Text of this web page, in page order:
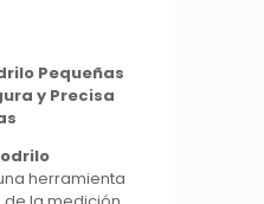
Pequeñas
y Precisa
herramienta